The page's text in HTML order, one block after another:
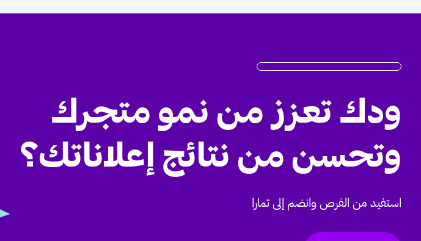
ودك تعزز من نمو متجرك
وتحسن من نتائج إعلاناتك؟
استفيد من الفرص وانضم إلى تمارا